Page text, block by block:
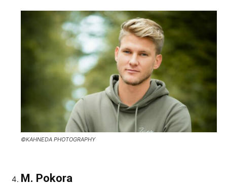
©KAHNEDA PHOTOGRAPHY
M. Pokora